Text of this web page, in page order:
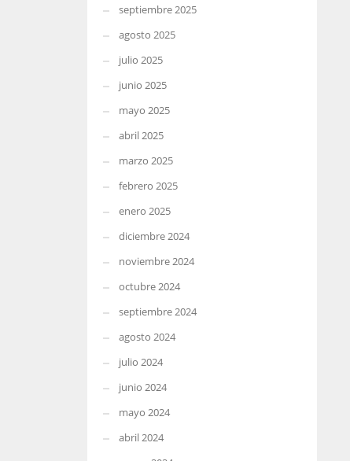
septiembre 2025
agosto 2025
julio 2025
junio 2025
mayo 2025
abril 2025
marzo 2025
febrero 2025
enero 2025
diciembre 2024
noviembre 2024
octubre 2024
septiembre 2024
agosto 2024
julio 2024
junio 2024
mayo 2024
abril 2024